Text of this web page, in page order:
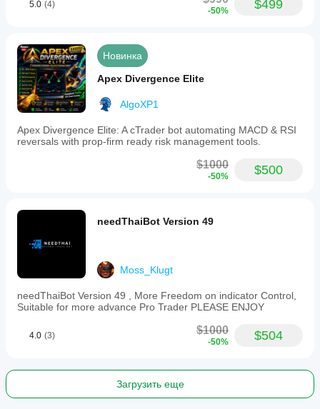
Position Sizing:
• Max Lot Size: 2.0
• Max Spread Pips: 80
Exit Logic:
• TP ATR Multiplier: 3.0
Trend Filters:
• EMA Period: 50
• EMA Slope Bars: 4
• Min EMA Slope: 15.0
• HTF EMA Period: 200
5.0 (4)
-50% $499
Новинка
Apex Divergence Elite
AlgoXP1
Apex Divergence Elite: A cTrader bot automating MACD & RSI
reversals with prop-firm ready risk management tools.
$1000
-50% $500
needThaiBot Version 49
Moss_Klugt
needThaiBot Version 49 , More Freedom on indicator Control,
Suitable for more advance Pro Trader PLEASE ENJOY
4.0 (3) $1000
-50% $504
Загрузить еще